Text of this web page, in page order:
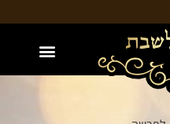
משה ז"ל